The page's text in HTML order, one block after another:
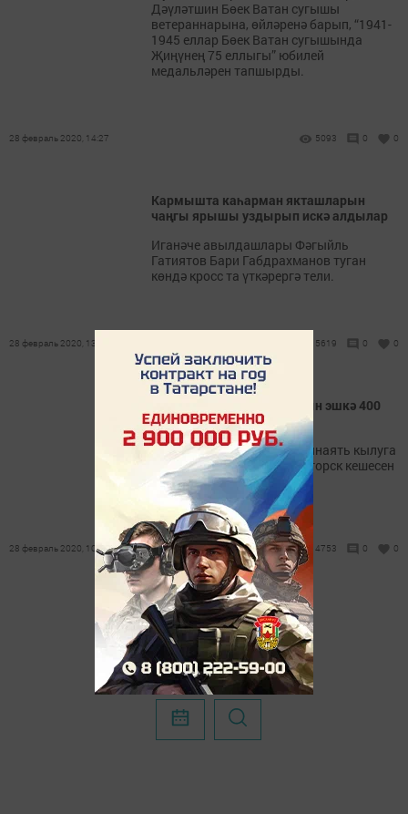
Дәүләтшин Бөек Ватан сугышы
ветераннарына, өйләренә барып, “1941-
1945 еллар Бөек Ватан сугышында
Җиңүнең 75 еллыгы” юбилей
медальләрен тапшырды.
28 февраль 2020, 14:27 5093 0 0
Кармышта каһарман якташларын
чаңгы ярышы уздырып искә алдылар
Иганәче авылдашлары Фәгыйль
Гатиятов Бари Габдрахманов туган
көндә кросс та үткәрергә тели.
28 февраль 2020, 13:00 5619 0 0
Лениногорск кешесе кырын эшкә 400
сум вәгъдә иткән
Балигъ булмаган затны җинаять кылуга
этәргән 23 яшьлек Лениногорск кешесен
хөкем иткәннәр.
28 февраль 2020, 10:00 4753 0 0